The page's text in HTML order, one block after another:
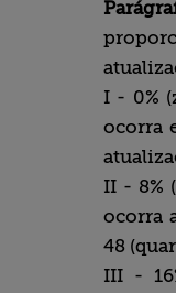
I - 0%
ocorra
II - 8%
ocorra
48
III -